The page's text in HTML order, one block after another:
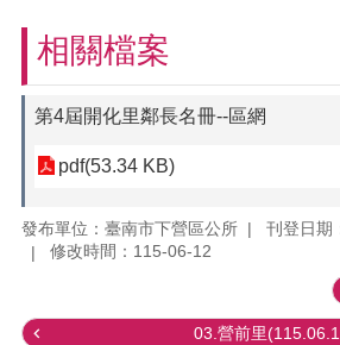
相關檔案
第4屆開化里鄰長名冊--區網
pdf(53.34 KB)
發布單位：臺南市下營區公所
刊登日期
修改時間：115-06-12
03.營前里